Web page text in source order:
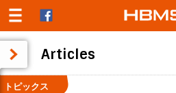
Articles
トピックス